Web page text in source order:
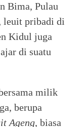
Bima, Pulau
leuit pribadi di
Kidul juga
di suatu
milik
berupa
Ageng, biasa